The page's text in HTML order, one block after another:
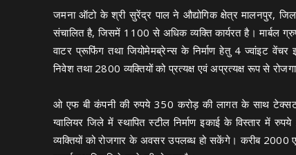
जमना ऑटो के श्री सुरेंद्र पाल ने औ‌द्योगिक क्षेत्र मालनपुर,
संचालित है, जिसमें 1100 से अधिक व्यक्ति कार्यरत है। मार्बल
वाटर प्रूफिंग तथा जियोमेमब्रेन्स के निर्माण हेतु 4 ज्वांइट
निवेश तथा 2800 व्यक्तियों को प्रत्यक्ष एवं अप्रत्यक्ष रूप से
ओ एफ बी कंपनी की रुपये 350 करोड़ की लागत के साथ
ग्वालियर जिले में स्थापित स्टील निर्माण इकाई के विस्तार में
व्यक्तियों को रोजगार के अवसर उपलब्ध हो सकेंगे। करीब 2000